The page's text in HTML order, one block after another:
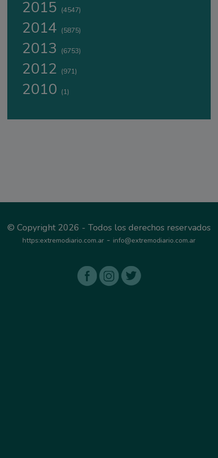
2015 (4547)
2014 (5875)
2013 (6753)
2012 (971)
2010 (1)
© Copyright 2026 - Todos los derechos reservados
https:extremodiario.com.ar - info@extremodiario.com.ar